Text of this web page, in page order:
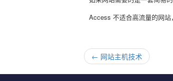
Access 不适合高流量的网站
← 网站主机技术